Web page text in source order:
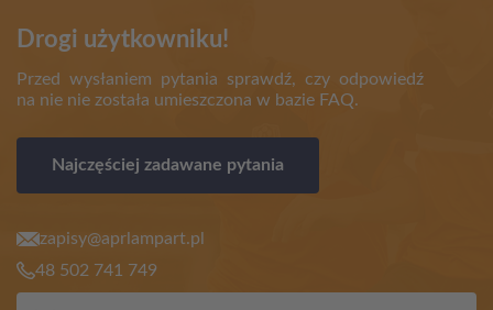
Drogi użytkowniku!
Przed wysłaniem pytania sprawdź, czy odpowiedź
na nie nie została umieszczona w bazie FAQ.
Najczęściej zadawane pytania
zapisy@aprlampart.pl
48 502 741 749